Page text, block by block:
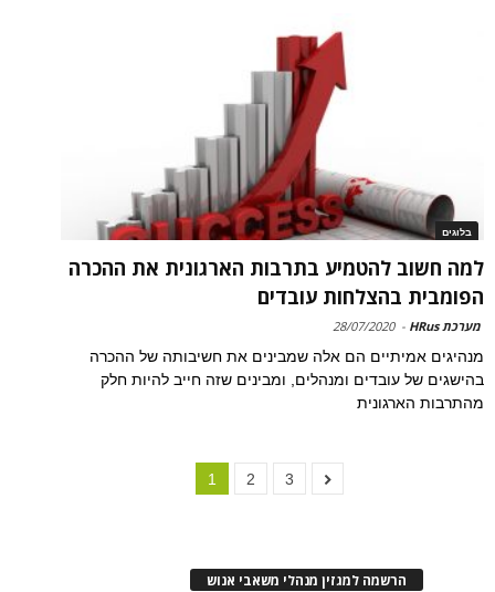
בלוגים
למה חשוב להטמיע בתרבות הארגונית את ההכרה
הפומבית בהצלחות עובדים
מערכת HRus -
28/07/2020
מנהיגים אמיתיים הם אלה שמבינים את חשיבותה של ההכרה
בהישגים של עובדים ומנהלים, ומבינים שזה חייב להיות חלק
מהתרבות הארגונית
1 2 3
הרשמה למגזין מנהלי משאבי אנוש